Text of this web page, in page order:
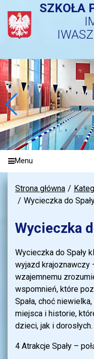
SZKOŁA
Menu
Strona główna
Wycieczka do
Wycieczka
Wycieczka do Spały
wyjazd krajoznawczy
wzajemnemu
wspomnień, które
Spała, choć
miejsca i historie,
dzieci, jak i dorosłych.
4 Atrakcje Spały –